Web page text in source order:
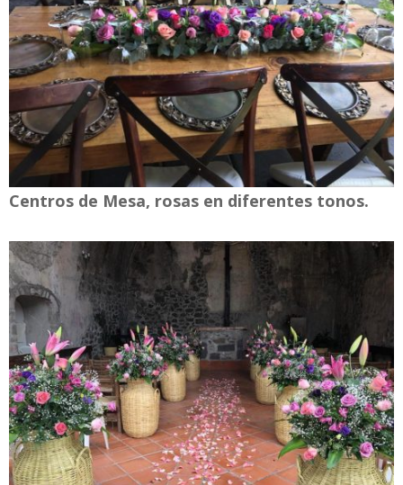
Centros de Mesa, rosas en diferentes tonos.